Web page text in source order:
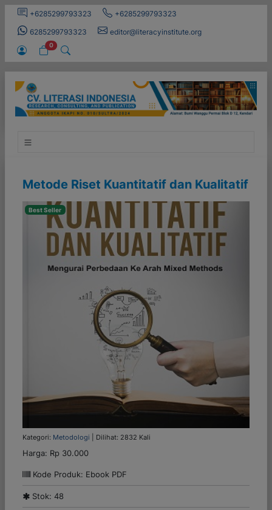
+6285299793323
+6285299793323
6285299793323
editor@literacyinstitute.org
0
Metode Riset Kuantitatif dan Kualitatif
Best Seller
Kategori: Metodologi | Dilihat: 2832 Kali
Harga: Rp 30.000
Kode Produk: Ebook PDF
Stok: 48